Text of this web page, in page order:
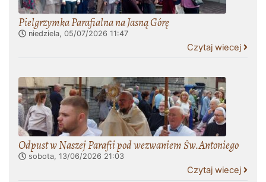
Pielgrzymka Parafialna na Jasną Górę
niedziela, 05/07/2026 11:47
Czytaj wiecej
Odpust w Naszej Parafii pod wezwaniem Św.Antoniego
sobota, 13/06/2026 21:03
Czytaj wiecej